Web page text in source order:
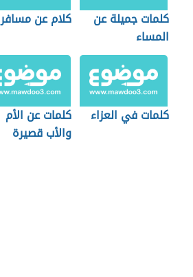
كلمات جميلة عن
المساء
كلام عن مسافر
كلمات في العزاء
كلمات عن الأم
والأب قصيرة